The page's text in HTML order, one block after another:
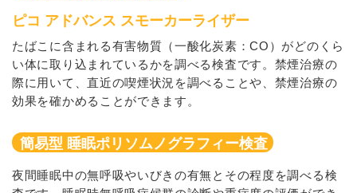
ピコ アドバンス スモーカーライザー
たばこに含まれる有害物質（一酸化炭素：CO）がどのくら
い体に取り込まれているかを調べる検査です。禁煙治療の
際に用いて、直近の喫煙状況を調べることや、禁煙治療の
効果を確かめることができます。
簡易型 睡眠ポリソムノグラフィー検査
夜間睡眠中の無呼吸やいびきの有無とその程度を調べる検